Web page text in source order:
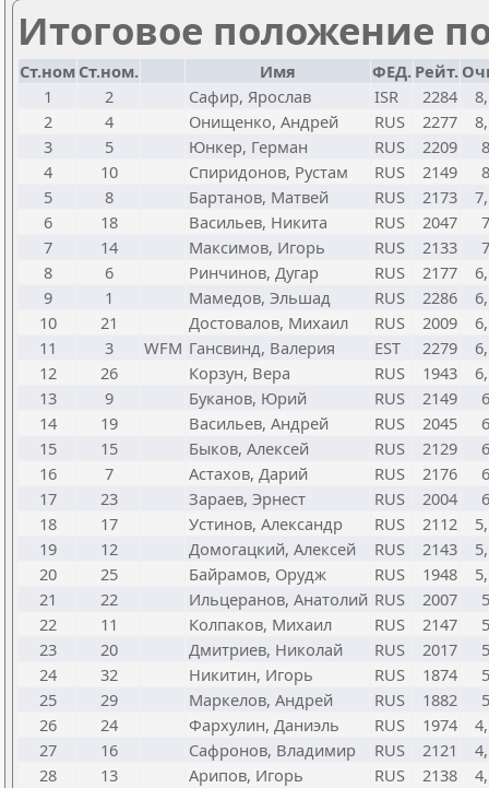
Итоговое положение
Ст.ном Ст.ном. Имя ФЕД. Рейт.
1
2 Сафир, Ярослав ISR 2284
2
4 Онищенко, Андрей RUS 2277
3
5 Юнкер, Герман RUS 2209
8
4
10 Спиридонов, Рустам RUS 2149
8
5
8 Бартанов, Матвей RUS 2173
6
18 Васильев, Никита RUS 2047
7
7
14 Максимов, Игорь RUS 2133
7
8
6 Ринчинов, Дугар RUS 2177
9
1 Мамедов, Эльшад RUS 2286
10
21 Достовалов, Михаил RUS 2009
11
3 WFM Гансвинд, Валерия EST 2279
12
26 Корзун, Вера RUS 1943
13
9 Буканов, Юрий RUS 2149
6
14
19 Васильев, Андрей RUS 2045
6
15
15 Быков, Алексей RUS 2129
6
16
7 Астахов, Дарий RUS 2176
6
17
23 Зараев, Эрнест RUS 2004
6
18
17 Устинов, Александр RUS 2112
19
12 Домогацкий, Алексей RUS 2143
20
25 Байрамов, Орудж RUS 1948
21
22 Ильцеранов, Анатолий RUS 2007
5
22
11 Колпаков, Михаил RUS 2147
5
23
20 Дмитриев, Николай RUS 2017
5
24
32 Никитин, Игорь RUS 1874
5
25
29 Маркелов, Андрей RUS 1882
5
26
24 Фархулин, Даниэль RUS 1974
27
16 Сафронов, Владимир RUS 2121
28
13 Арипов, Игорь RUS 2138